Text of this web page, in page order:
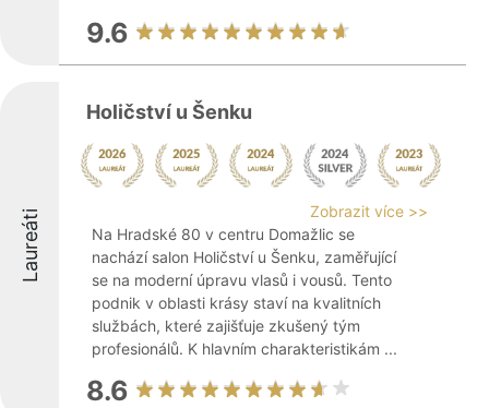
9.6
Laureáti
Holičství u Šenku
Zobrazit více >>
Na Hradské 80 v centru Domažlic se
nachází salon Holičství u Šenku, zaměřující
se na moderní úpravu vlasů i vousů. Tento
podnik v oblasti krásy staví na kvalitních
službách, které zajišťuje zkušený tým
profesionálů. K hlavním charakteristikám ...
8.6